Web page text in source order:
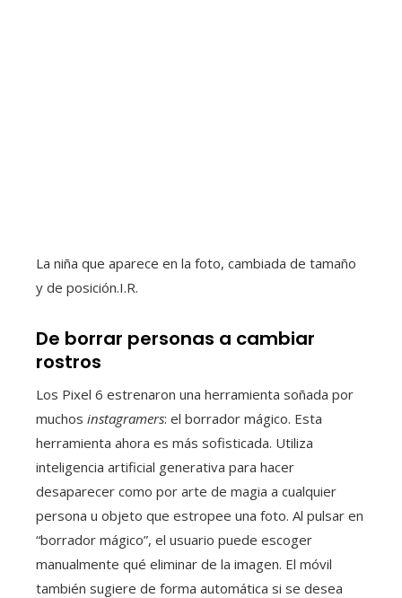
La niña que aparece en la foto, cambiada de tamaño
y de posición.I.R.
De borrar personas a cambiar
rostros
Los Pixel 6 estrenaron una herramienta soñada por
muchos instagramers: el borrador mágico. Esta
herramienta ahora es más sofisticada. Utiliza
inteligencia artificial generativa para hacer
desaparecer como por arte de magia a cualquier
persona u objeto que estropee una foto. Al pulsar en
“borrador mágico”, el usuario puede escoger
manualmente qué eliminar de la imagen. El móvil
también sugiere de forma automática si se desea